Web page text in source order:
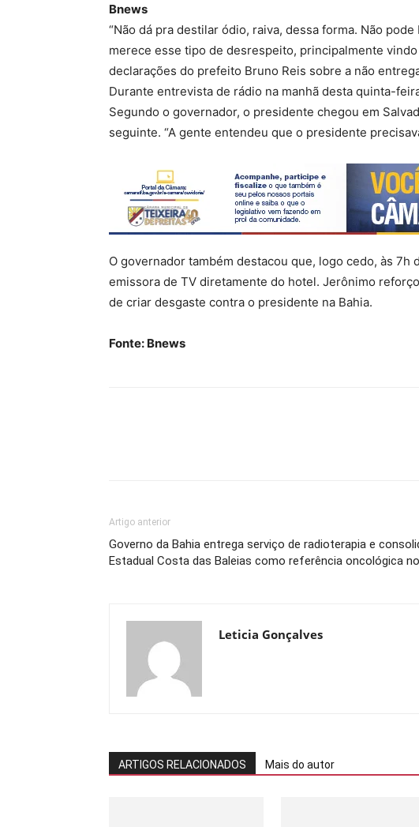
Bnews
“Não dá pra destilar ódio, raiva, dessa forma. Não
merece esse tipo de desrespeito, principalmente
declarações do prefeito Bruno Reis sobre a não
Durante entrevista de rádio na manhã desta quinta-
Segundo o governador, o presidente chegou em
seguinte. “A gente entendeu que o presidente
O governador também destacou que, logo cedo, às 7h
emissora de TV diretamente do hotel. Jerônimo
de criar desgaste contra o presidente na Bahia.
Fonte: Bnews
Artigo anterior
Governo da Bahia entrega serviço de radioterapia e
Estadual Costa das Baleias como referência oncológica
Leticia Gonçalves
ARTIGOS RELACIONADOS Mais do autor